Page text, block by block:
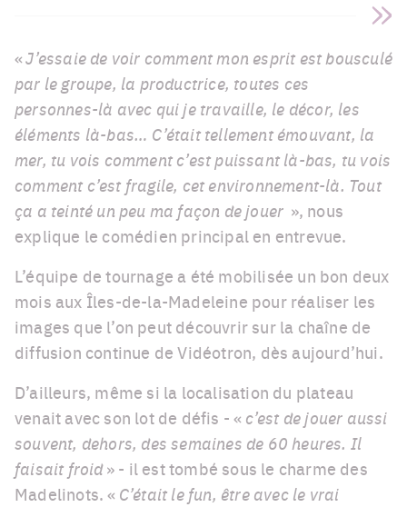
«J’essaie de voir comment mon esprit est bousculé
par le groupe, la productrice, toutes ces
personnes-là avec qui je travaille, le décor, les
éléments là-bas… C’était tellement émouvant, la
mer, tu vois comment c’est puissant là-bas, tu vois
comment c’est fragile, cet environnement-là. Tout
ça a teinté un peu ma façon de jouer », nous
explique le comédien principal en entrevue.
L’équipe de tournage a été mobilisée un bon deux
mois aux Îles-de-la-Madeleine pour réaliser les
images que l’on peut découvrir sur la chaîne de
diffusion continue de Vidéotron, dès aujourd’hui.
D’ailleurs, même si la localisation du plateau
venait avec son lot de défis - « c’est de jouer aussi
souvent, dehors, des semaines de 60 heures. Il
faisait froid» - il est tombé sous le charme des
Madelinots. « C’était le fun, être avec le vrai